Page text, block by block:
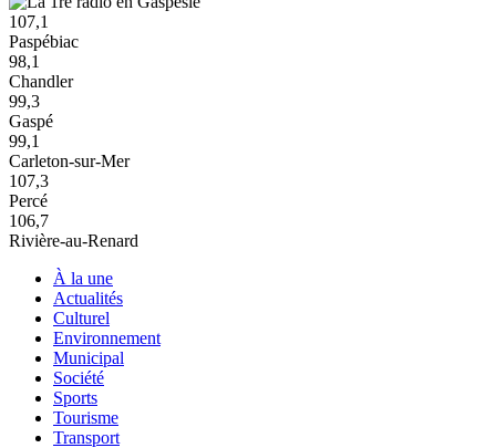
107,1
Paspébiac
98,1
Chandler
99,3
Gaspé
99,1
Carleton-sur-Mer
107,3
Percé
106,7
Rivière-au-Renard
À la une
Actualités
Culturel
Environnement
Municipal
Société
Sports
Tourisme
Transport